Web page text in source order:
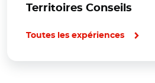
Territoires Conseils
Toutes les expériences